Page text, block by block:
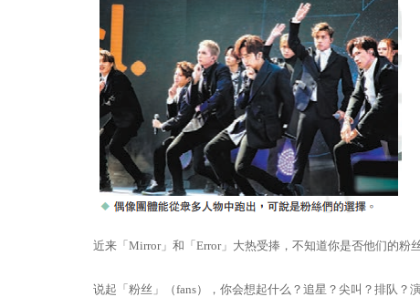
近来「Mirror」和「Error」大热受捧，不知道你是否他们的粉
说起「粉丝」（fans），你会想起什么？追星？尖叫？排队